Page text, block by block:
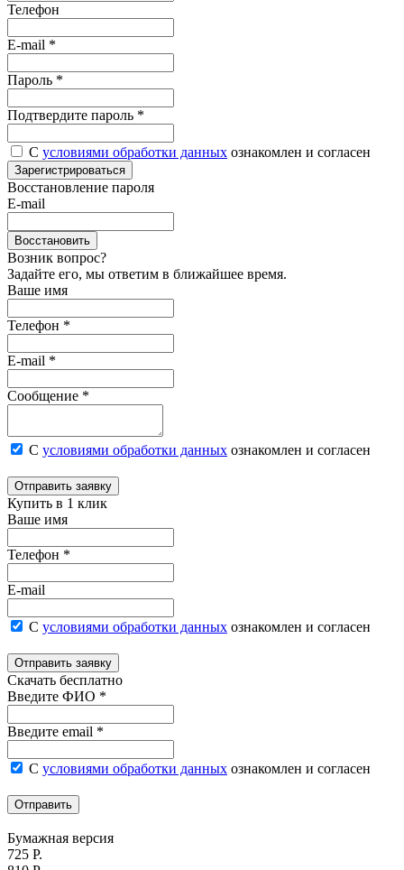
Телефон
E-mail *
Пароль *
Подтвердите пароль *
С условиями обработки данных ознакомлен и согласен
Зарегистрироваться
Восстановление пароля
E-mail
Восстановить
Возник вопрос?
Задайте его, мы ответим в ближайшее время.
Ваше имя
Телефон *
E-mail *
Сообщение *
С условиями обработки данных ознакомлен и согласен
Отправить заявку
Купить в 1 клик
Ваше имя
Телефон *
E-mail
С условиями обработки данных ознакомлен и согласен
Отправить заявку
Скачать бесплатно
Введите ФИО *
Введите email *
С условиями обработки данных ознакомлен и согласен
Отправить
Бумажная версия
725 Р.